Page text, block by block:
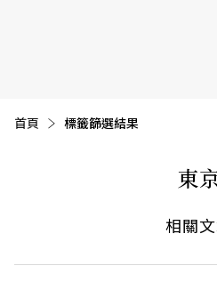
首頁 目前頁面：
標籤篩選結果
東
相關